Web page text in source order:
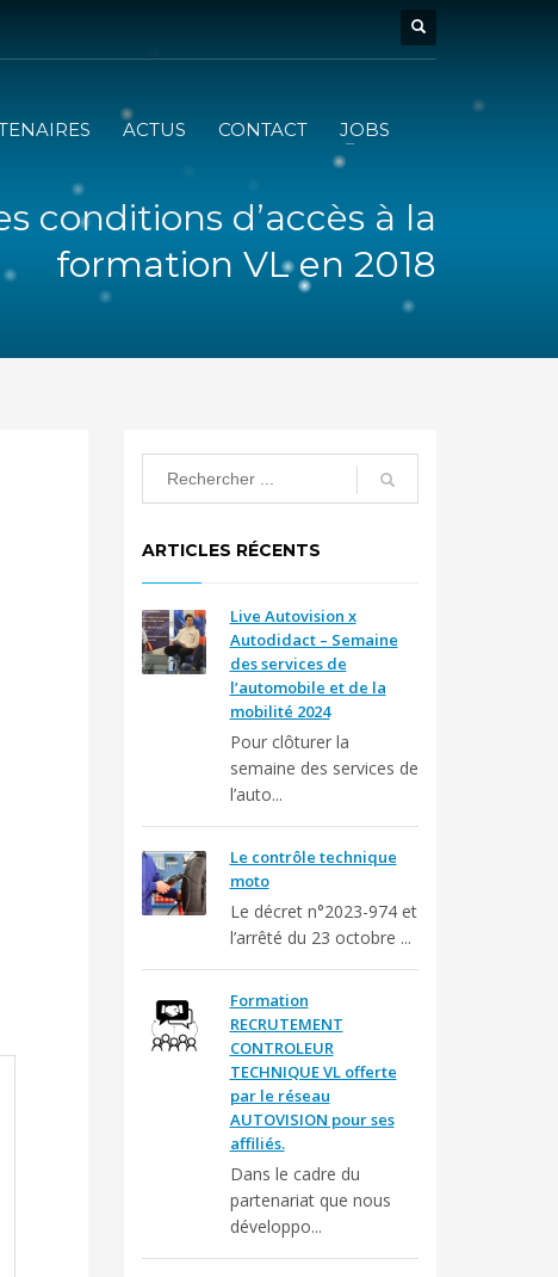
ACTUS CONTACT JOBS
conditions d’accès à la
formation VL en 2018
ARTICLES RÉCENTS
Live Autovision x
Autodidact – Semaine
des services de
l’automobile et de la
mobilité 2024
Pour clôturer la
semaine des services de
l’auto...
Le contrôle technique
moto
Le décret n°2023-974 et
l’arrêté du 23 octobre ...
Formation
RECRUTEMENT
CONTROLEUR
TECHNIQUE VL offerte
par le réseau
AUTOVISION pour ses
affiliés.
Dans le cadre du
partenariat que nous
développo...